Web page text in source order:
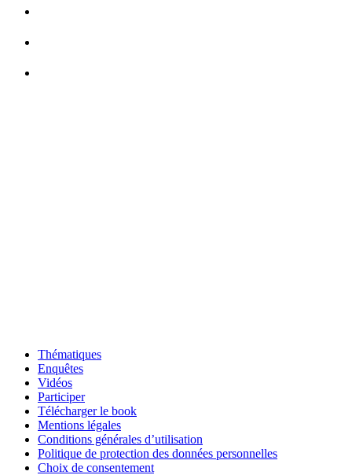
Thématiques
Enquêtes
Vidéos
Participer
Télécharger le book
Mentions légales
Conditions générales d’utilisation
Politique de protection des données personnelles
Choix de consentement